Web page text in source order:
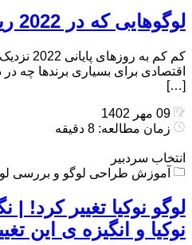
لوگوهایی که در 2022 ریدیزاین شدند
کم کم به
اقتصادی برای بسیاری برندها چه در
[…]
زمان مطالعه: 8 دقیقه
انتخاب سردبیر
آموزش طراحی لوگو و بررسی
لوگو نوکیا تغییر کرد! |
نوکیا و انگیزه ی این